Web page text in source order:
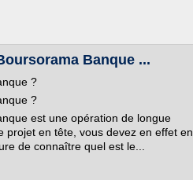
Banque ...
?
?
est une opération de longue
projet en tête, vous devez en effet en
de connaître quel est le...